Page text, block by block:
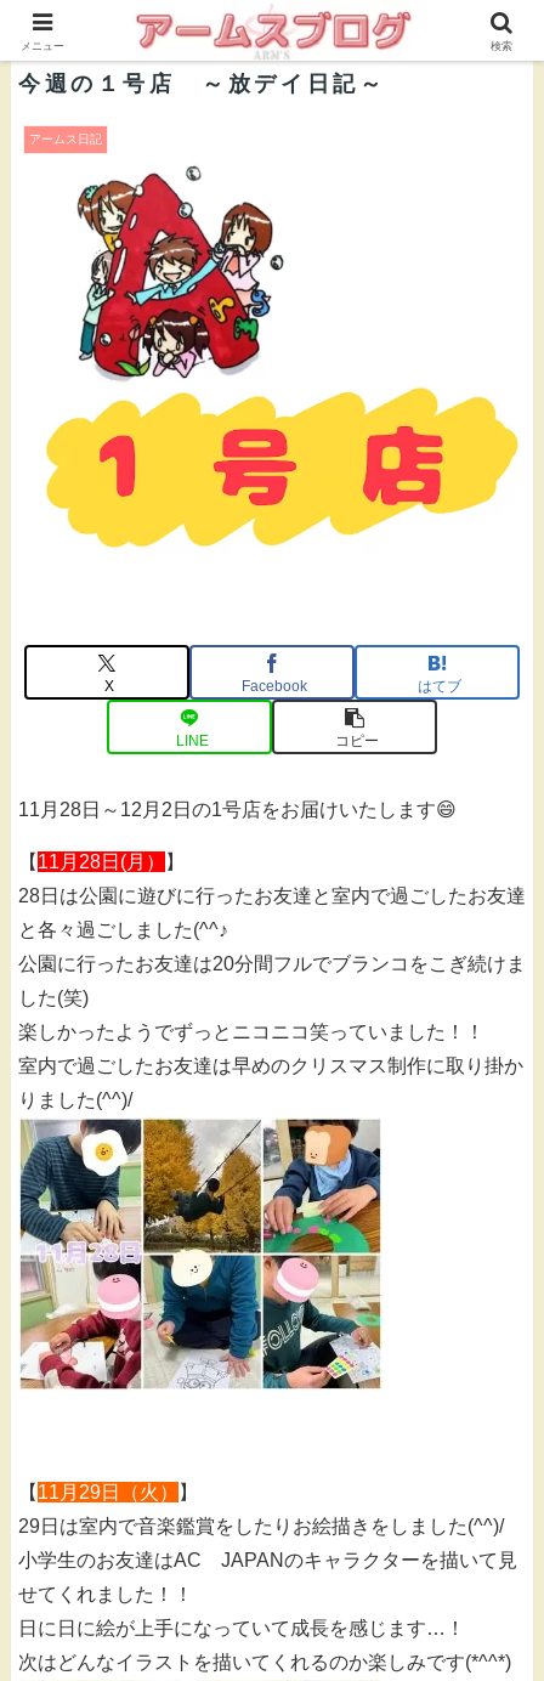
株式会社ＡＲＭ’Ｓ 公式ブログ
今週の１号店 ～放デイ日記～
アームス日記
X Facebook はてブ
LINE コピー
11月28日～12月2日の1号店をお届けいたします😄
【 11月28日(月）
】
28日は公園に遊びに行ったお友達と室内で過ごしたお友達
と各々過ごしました(^^♪
公園に行ったお友達は20分間フルでブランコをこぎ続けま
した(笑)
楽しかったようでずっとニコニコ笑っていました！！
室内で過ごしたお友達は早めのクリスマス制作に取り掛か
りました(^^)/
【 11月29日（火）
】
29日は室内で音楽鑑賞をしたりお絵描きをしました(^^)/
小学生のお友達はAC JAPANのキャラクターを描いて見
せてくれました！！
日に日に絵が上手になっていて成長を感じます…！
次はどんなイラストを描いてくれるのか楽しみです(*^^*)
メニュー 検索